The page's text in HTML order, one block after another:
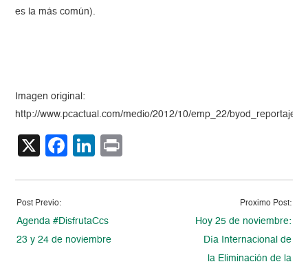
es la más común).
Imagen original:
http://www.pcactual.com/medio/2012/10/emp_22/
X Facebook
LinkedIn
Post Previo:
Agenda #DisfrutaCcs
23 y 24 de noviembre
Proximo Post:
Hoy 25 de noviembre:
Día Internacional de
la Eliminación de la